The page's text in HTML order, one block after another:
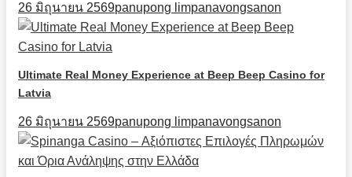
26 มิถุนายน 2569panupong limpanavongsanon
Ultimate Real Money Experience at Beep Beep Casino for
Latvia
26 มิถุนายน 2569panupong limpanavongsanon